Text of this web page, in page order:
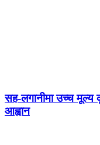
सह-लगानीमा उच्च मूल्य
आह्वान